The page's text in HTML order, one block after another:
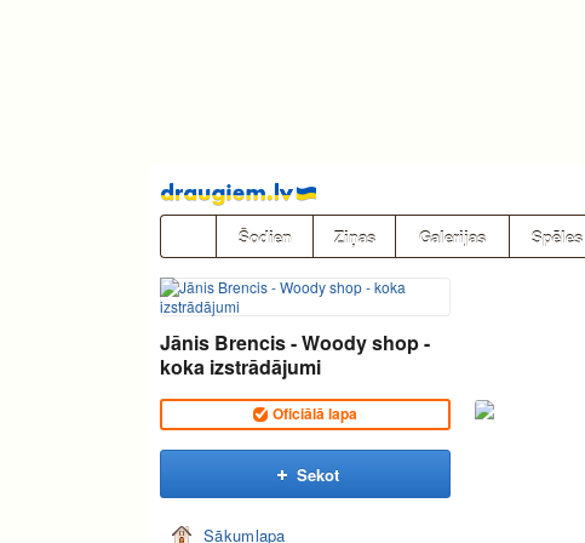
Pāriet
uz
saturu
Šodien Ziņas Galerijas Spēles
Jānis Brencis - Woody shop -
koka izstrādājumi
Oficiālā lapa
Sekot
Sākumlapa